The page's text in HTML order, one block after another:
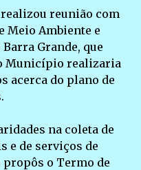
reunião com
Meio Ambiente e
Grande, que
Município realizaria
acerca do plano de
na coleta de
e de serviços de
o Termo de